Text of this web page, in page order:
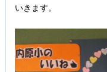
いきます。